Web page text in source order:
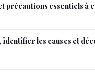
précautions essentiels
identifier les causes et